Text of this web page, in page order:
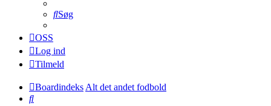
Søg
OSS
Log ind
Tilmeld
BoardindeksAlt det andet fodbold
Søg